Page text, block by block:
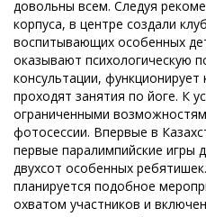
довольны всем. Следуя
корпуса, в центре создали
воспитывающих особенных
оказывают психологическую
консультации,
проходят занятия по йоге. К
ограниченными
фотосессии. Впервые в
первые паралимпийские игры
двухсот особенных
планируется подобное
охватом участников и